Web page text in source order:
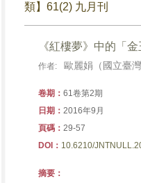
類】61(2) 九月刊
《紅樓夢》中的「
作者: 歐麗娟（國立臺
卷期：​61卷第2期
日期：2016年9月
頁碼：29-57
DOI： 10.6210/
摘要：